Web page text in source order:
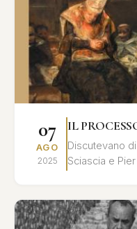
07
AGO
2025
IL
Discutevano
Sciascia e